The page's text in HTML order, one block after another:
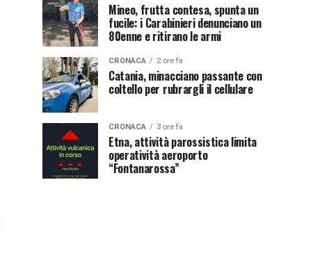
Mineo, frutta contesa, spunta un
fucile: i Carabinieri denunciano un
80enne e ritirano le armi
CRONACA 2 ore fa
Catania, minacciano passante con
coltello per rubrargli il cellulare
CRONACA 3 ore fa
Etna, attività parossistica limita
operatività aeroporto
“Fontanarossa”